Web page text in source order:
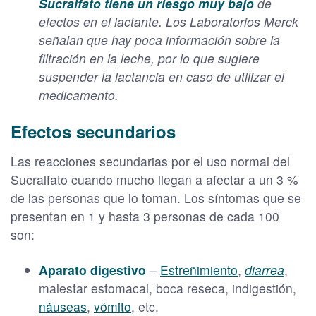
efectos en el lactante. Los Laboratorios Merck
señalan que hay poca información sobre la
filtración en la leche, por lo que sugiere
suspender la lactancia en caso de utilizar el
medicamento.
Efectos secundarios
Las reacciones secundarias por el uso normal del
Sucralfato cuando mucho llegan a afectar a un 3 %
de las personas que lo toman. Los síntomas que se
presentan en 1 y hasta 3 personas de cada 100
son:
Aparato digestivo – Estreñimiento, diarrea,
malestar estomacal, boca reseca, indigestión,
náuseas, vómito, etc.